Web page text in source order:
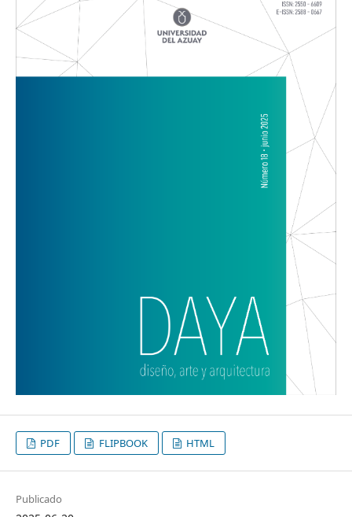
PDF FLIPBOOK HTML
Publicado